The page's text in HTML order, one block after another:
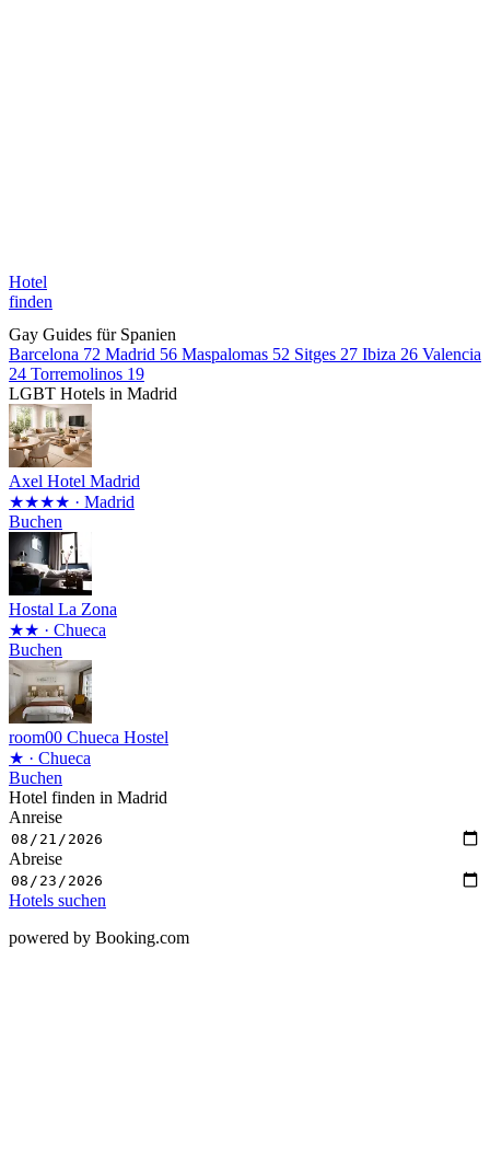
Hotel
finden
Gay Guides für Spanien
Barcelona 72 Madrid 56 Maspalomas 52 Sitges 27 Ibiza 26 Valencia
24 Torremolinos 19
LGBT Hotels in Madrid
Axel Hotel Madrid
★★★★ · Madrid
Buchen
Hostal La Zona
★★ · Chueca
Buchen
room00 Chueca Hostel
★ · Chueca
Buchen
Hotel finden in Madrid
Anreise
Abreise
Hotels suchen
powered by Booking.com